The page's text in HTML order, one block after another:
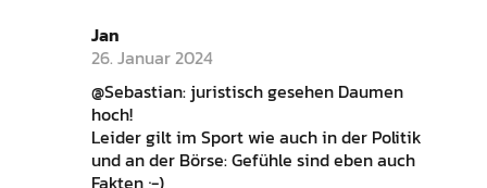
Jan
26. Januar 2024
@Sebastian: juristisch gesehen Daumen
hoch!
Leider gilt im Sport wie auch in der Politik
und an der Börse: Gefühle sind eben auch
Fakten ;-)